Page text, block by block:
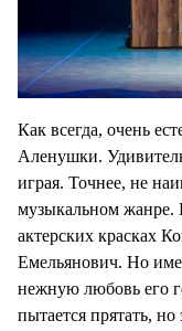
Как всегда, очень
Аленушки.
играя. Точнее, не
музыкальном жанре.
актерских красках
Емельянович. Но
нежную любовь его
пытается прятать, но